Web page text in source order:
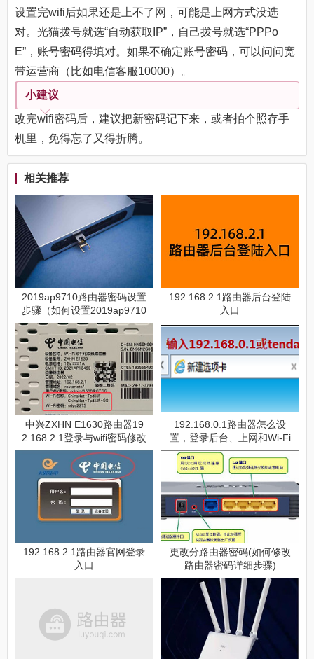
设置完wifi后如果还是上不了网，可能是上网方式没选
对。光猫拨号就选“自动获取IP”，自己拨号就选“PPPo
E”，账号密码得填对。如果不确定账号密码，可以问问宽
带运营商（比如电信客服10000）。
小建议
改完wifi密码后，建议把新密码记下来，或者拍个照存手
机里，免得忘了又得折腾。
相关推荐
2019ap9710路由器密码设置
步骤（如何设置2019ap9710
路由器密码）
192.168.2.1路由器后台登陆
入口
中兴ZXHN E1630路由器19
2.168.2.1登录与wifi密码修改
192.168.0.1路由器怎么设
置，登录后台、上网和Wi-Fi
配置步骤
192.168.2.1路由器官网登录
入口
更改分路由器密码(如何修改
路由器密码详细步骤)